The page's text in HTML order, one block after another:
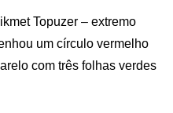
Topuzer – extremo
um círculo vermelho
com três folhas verdes